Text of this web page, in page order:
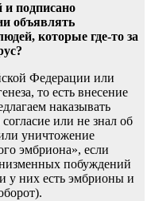
и подписано
объявлять
которые где-то за
Федерации или
то есть внесение
наказывать
или не знал об
уничтожение
эмбриона», если
побуждений
у них есть эмбрионы и